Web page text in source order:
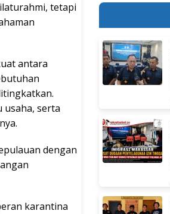
tetapi
antara
usaha, serta
dengan
karantina